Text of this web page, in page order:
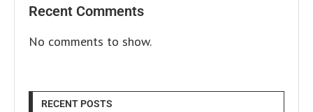
Recent Comments
No comments to show.
RECENT POSTS